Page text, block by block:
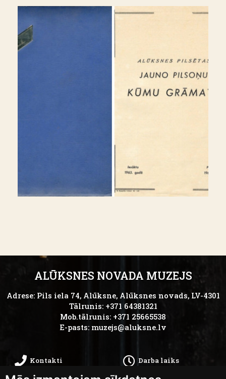
ALŪKSNES NOVADA MUZEJS
Adrese: Pils iela 74, Alūksne, Alūksnes novads, LV-4301
Tālrunis: +371 64381321
Mob.tālrunis: +371 25665538
E-pasts: muzejs@aluksne.lv
Kontakti Darba laiks